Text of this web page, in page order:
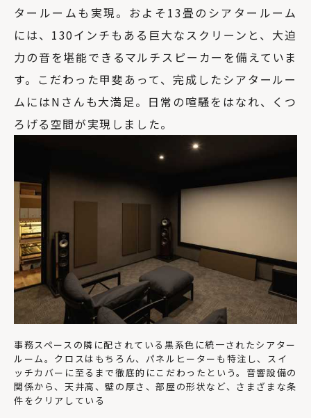
タールームも実現。およそ13畳のシアタールーム
には、130インチもある巨大なスクリーンと、大迫
力の音を堪能できるマルチスピーカーを備えていま
す。こだわった甲斐あって、完成したシアタールー
ムにはNさんも大満足。日常の喧騒をはなれ、くつ
ろげる空間が実現しました。
事務スペースの隣に配されている黒系色に統一されたシアター
ルーム。クロスはもちろん、パネルヒーターも特注し、スイ
ッチカバーに至るまで徹底的にこだわったという。音響設備の
関係から、天井高、壁の厚さ、部屋の形状など、さまざまな条
件をクリアしている